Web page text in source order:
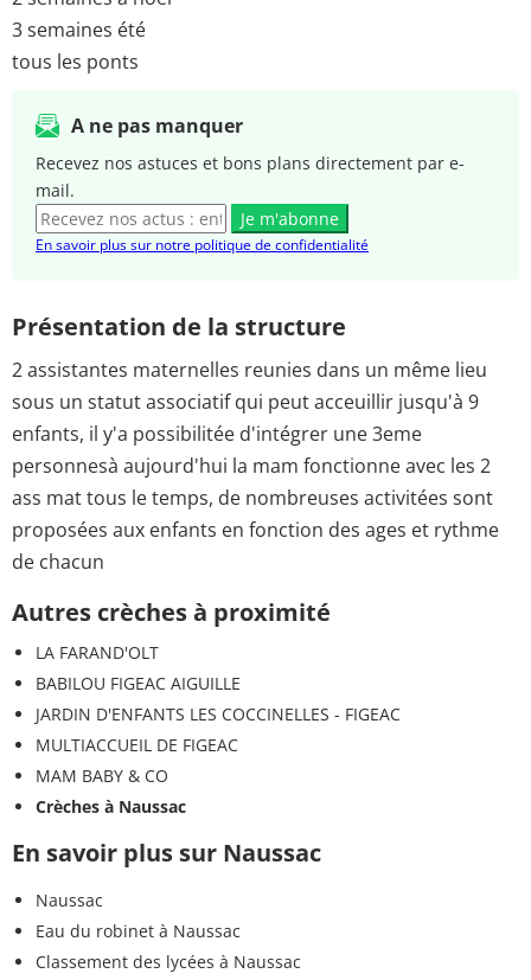
3 semaines été
tous les ponts
A ne pas manquer
Recevez nos astuces et bons plans directement par e-
mail.
Je m'abonne
En savoir plus sur notre politique de confidentialité
Présentation de la structure
2 assistantes maternelles reunies dans un même lieu
sous un statut associatif qui peut acceuillir jusqu'à 9
enfants, il y'a possibilitée d'intégrer une 3eme
personnesà aujourd'hui la mam fonctionne avec les 2
ass mat tous le temps, de nombreuses activitées sont
proposées aux enfants en fonction des ages et rythme
de chacun
Autres crèches à proximité
LA FARAND'OLT
BABILOU FIGEAC AIGUILLE
JARDIN D'ENFANTS LES COCCINELLES - FIGEAC
MULTIACCUEIL DE FIGEAC
MAM BABY & CO
Crèches à Naussac
En savoir plus sur Naussac
Naussac
Eau du robinet à Naussac
Classement des lycées à Naussac